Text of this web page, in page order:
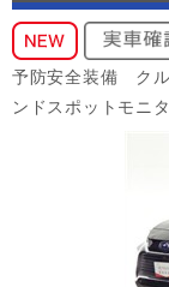
予防安全装備 ク
ンドスポットモニ